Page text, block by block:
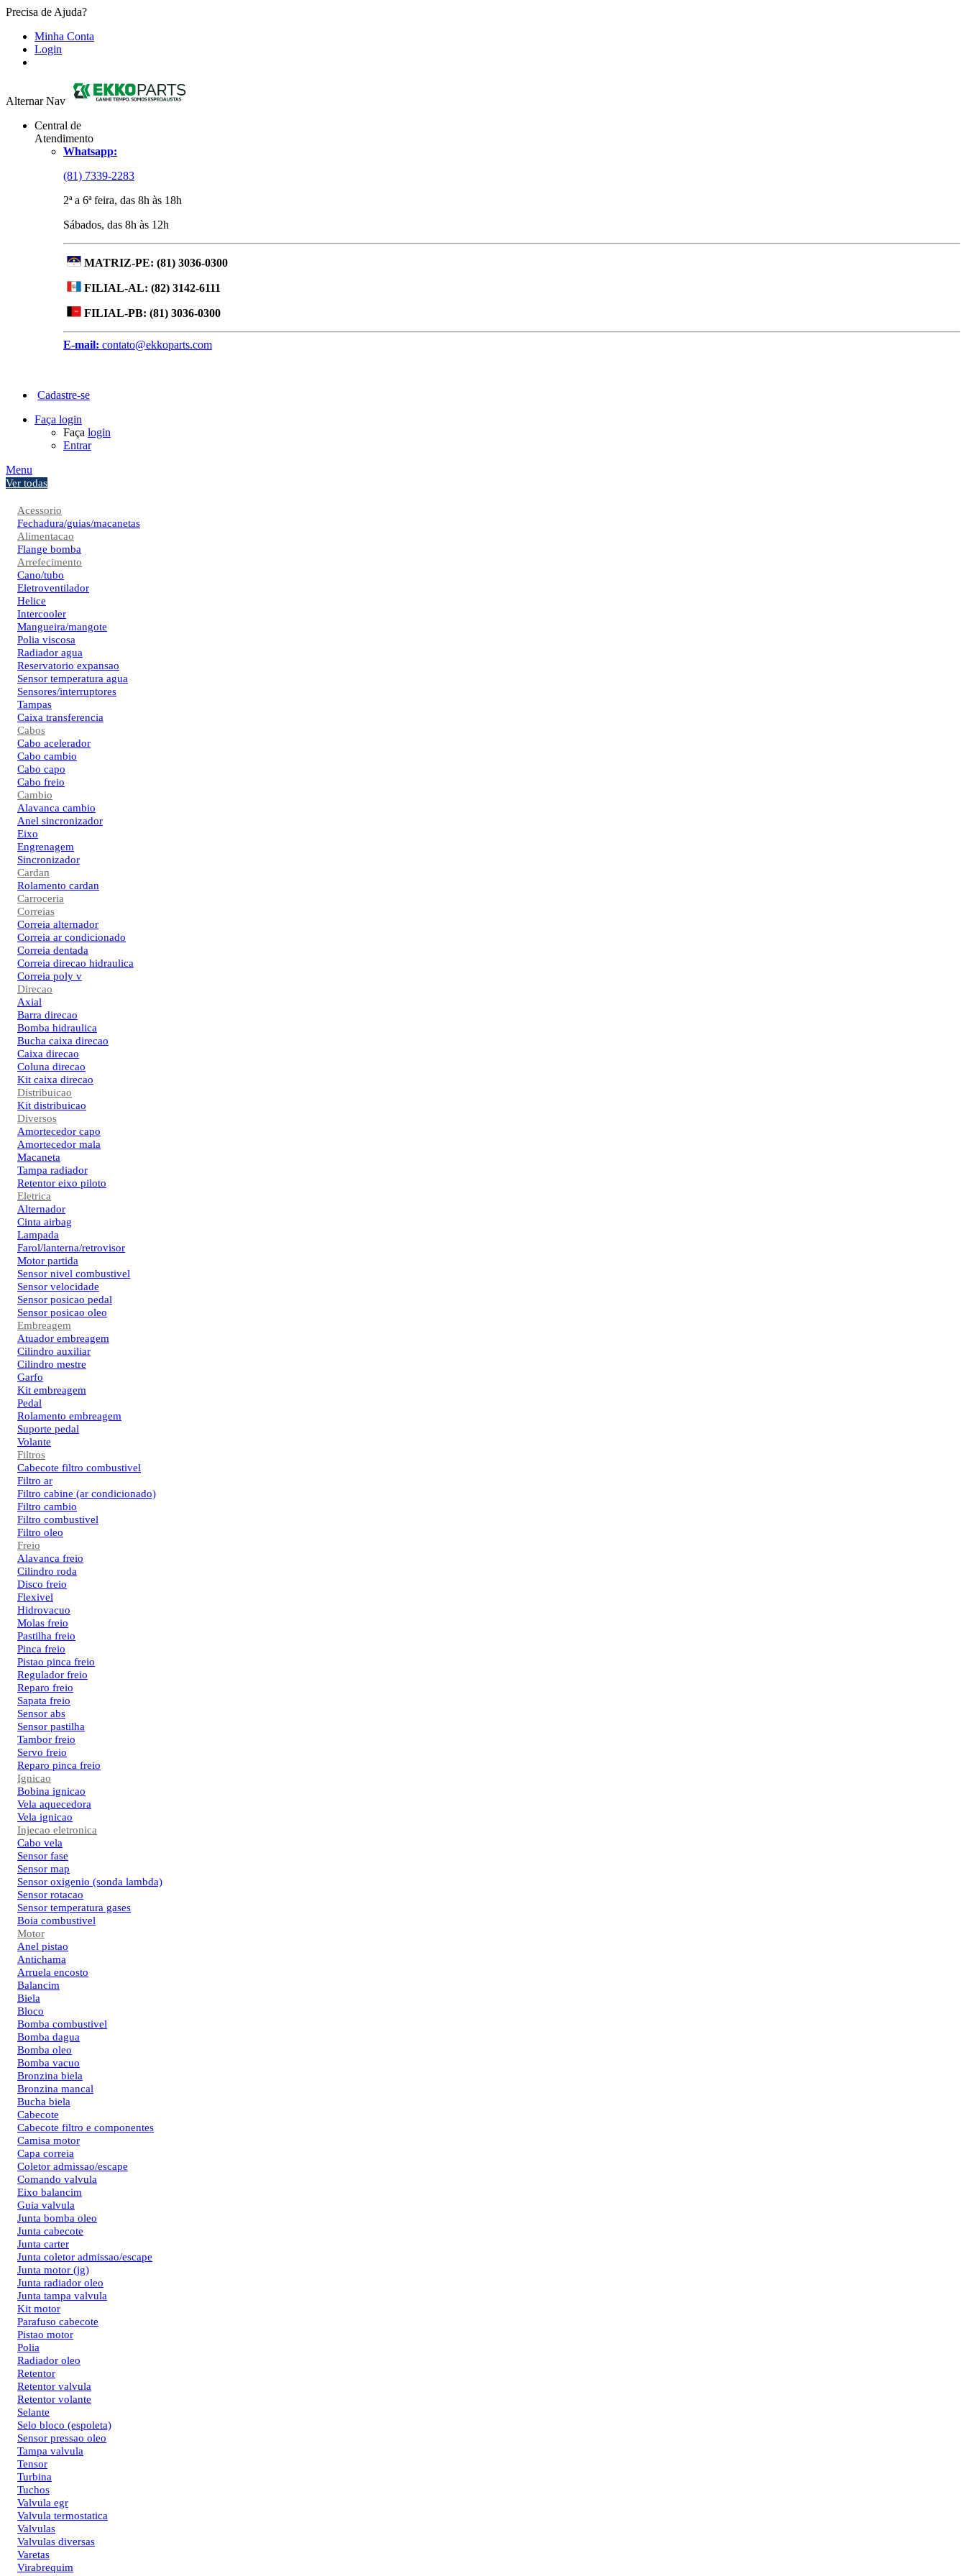
Precisa de Ajuda?
Minha Conta
Login
Alternar Nav
Central de
Atendimento
Whatsapp:
(81) 7339-2283
2ª a 6ª feira, das 8h às 18h
Sábados, das 8h às 12h
MATRIZ-PE: (81) 3036-0300
FILIAL-AL: (82) 3142-6111
FILIAL-PB: (81) 3036-0300
E-mail: contato@ekkoparts.com
Cadastre-se
Faça login
Faça login
Entrar
Menu
Ver todas
Acessorio
Fechadura/guias/macanetas
Alimentacao
Flange bomba
Arrefecimento
Cano/tubo
Eletroventilador
Helice
Intercooler
Mangueira/mangote
Polia viscosa
Radiador agua
Reservatorio expansao
Sensor temperatura agua
Sensores/interruptores
Tampas
Caixa transferencia
Cabos
Cabo acelerador
Cabo cambio
Cabo capo
Cabo freio
Cambio
Alavanca cambio
Anel sincronizador
Eixo
Engrenagem
Sincronizador
Cardan
Rolamento cardan
Carroceria
Correias
Correia alternador
Correia ar condicionado
Correia dentada
Correia direcao hidraulica
Correia poly v
Direcao
Axial
Barra direcao
Bomba hidraulica
Bucha caixa direcao
Caixa direcao
Coluna direcao
Kit caixa direcao
Distribuicao
Kit distribuicao
Diversos
Amortecedor capo
Amortecedor mala
Macaneta
Tampa radiador
Retentor eixo piloto
Eletrica
Alternador
Cinta airbag
Lampada
Farol/lanterna/retrovisor
Motor partida
Sensor nivel combustivel
Sensor velocidade
Sensor posicao pedal
Sensor posicao oleo
Embreagem
Atuador embreagem
Cilindro auxiliar
Cilindro mestre
Garfo
Kit embreagem
Pedal
Rolamento embreagem
Suporte pedal
Volante
Filtros
Cabecote filtro combustivel
Filtro ar
Filtro cabine (ar condicionado)
Filtro cambio
Filtro combustivel
Filtro oleo
Freio
Alavanca freio
Cilindro roda
Disco freio
Flexivel
Hidrovacuo
Molas freio
Pastilha freio
Pinca freio
Pistao pinca freio
Regulador freio
Reparo freio
Sapata freio
Sensor abs
Sensor pastilha
Tambor freio
Servo freio
Reparo pinca freio
Ignicao
Bobina ignicao
Vela aquecedora
Vela ignicao
Injecao eletronica
Cabo vela
Sensor fase
Sensor map
Sensor oxigenio (sonda lambda)
Sensor rotacao
Sensor temperatura gases
Boia combustivel
Motor
Anel pistao
Antichama
Arruela encosto
Balancim
Biela
Bloco
Bomba combustivel
Bomba dagua
Bomba oleo
Bomba vacuo
Bronzina biela
Bronzina mancal
Bucha biela
Cabecote
Cabecote filtro e componentes
Camisa motor
Capa correia
Coletor admissao/escape
Comando valvula
Eixo balancim
Guia valvula
Junta bomba oleo
Junta cabecote
Junta carter
Junta coletor admissao/escape
Junta motor (jg)
Junta radiador oleo
Junta tampa valvula
Kit motor
Parafuso cabecote
Pistao motor
Polia
Radiador oleo
Retentor
Retentor valvula
Retentor volante
Selante
Selo bloco (espoleta)
Sensor pressao oleo
Tampa valvula
Tensor
Turbina
Tuchos
Valvula egr
Valvula termostatica
Valvulas
Valvulas diversas
Varetas
Virabrequim